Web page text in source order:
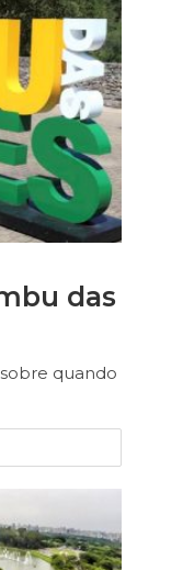
das
quando